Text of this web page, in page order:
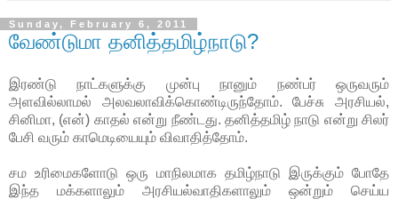
Sunday, February 6, 2011
வேண்டுமா தனித்தமிழ்நாடு?
இரண்டு நாட்களுக்கு முன்பு நானும் நண்பர் ஒருவரும்
அளவில்லாமல் அலவலாவிக்கொண்டிருந்தோம். பேச்சு அரசியல்,
சினிமா, (என்) காதல் என்று நீண்டது. தனித்தமிழ் நாடு என்று சிலர்
பேசி வரும் காமெடியையும் விவாதித்தோம்.
சம உரிமைகளோடு ஒரு மாநிலமாக தமிழ்நாடு இருக்கும் போதே
இந்த மக்களாலும் அரசியல்வாதிகளாலும் ஒன்றும் செய்ய